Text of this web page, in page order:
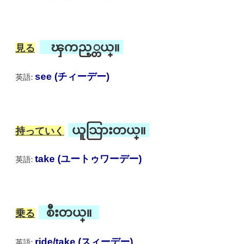
見る ၾကည့္တယ္။
英語: see (チィーデー)
持っていく ယူသြားတယ္။
英語: take (ユートゥワーデー)
乗る စီးတယ္။
英語: ride/take (スィーデー)